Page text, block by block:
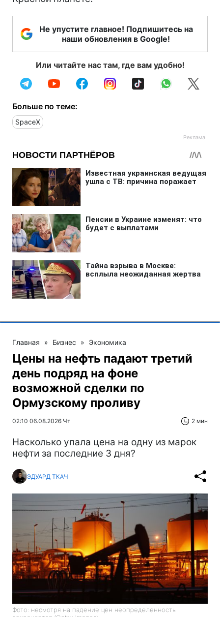
Не упустите главное! Подпишитесь на
наши обновления в Google!
Или читайте нас там, где вам удобно!
Больше по теме:
SpaceX
Главная » Бизнес » Экономика
Цены на нефть падают третий
день подряд на фоне
возможной сделки по
Ормузскому проливу
02:10 06.08.2026 Чт 2 мин
Насколько упала цена на одну из марок
нефти за последние 3 дня?
ЭДУАРД ТКАЧ
Фото: несмотря на падение цен неопределенность